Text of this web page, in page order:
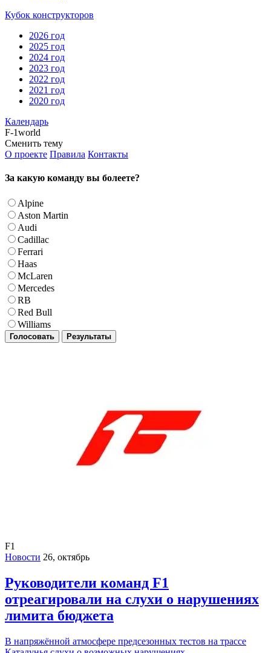
Кубок конструкторов
2026 год
2025 год
2024 год
2023 год
2022 год
2021 год
2020 год
Календарь
F-1world
Сменить тему
О проекте Правила Контакты
За какую команду вы болеете?
Alpine
Aston Martin
Audi
Cadillac
Ferrari
Haas
McLaren
Mercedes
RB
Red Bull
Williams
Голосовать Результаты
F1
Новости 26, октябрь
Руководители команд F1
отреагировали на слухи о нарушениях
лимита бюджета
В напряжённой атмосфере предсезонных тестов на трассе